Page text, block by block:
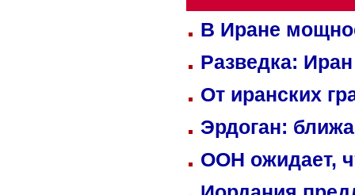
В Иране
Разведка:
От иранских
Эрдоган:
ООН ожидает,